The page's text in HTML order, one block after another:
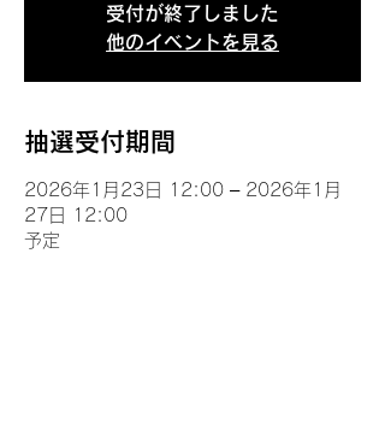
受付が終了しました
他のイベントを見る
抽選受付期間
2026年1月23日 12:00 – 2026年1月
27日 12:00
予定